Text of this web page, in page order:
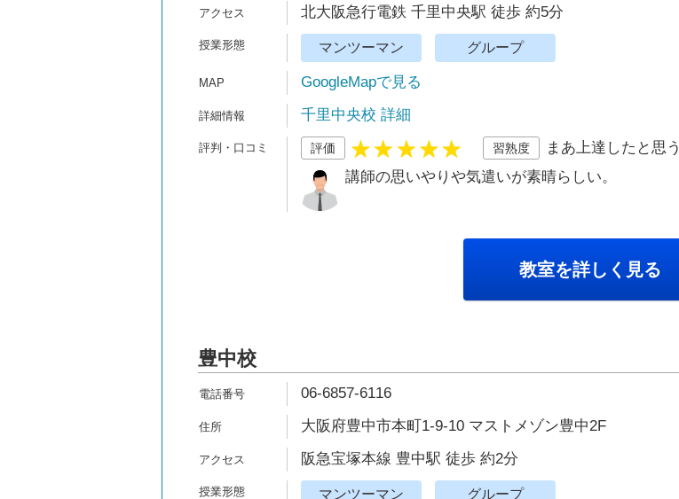
北大阪急行電鉄 千里中央駅 徒歩 約5分
マンツーマン グループ
GoogleMapで見る
千里中央校 詳細
評価 習熟度
まあ上達したと思う
講師の思いやりや気遣いが素晴らしい。
教室を詳しく見る
豊中校
06-6857-6116
大阪府豊中市本町1-9-10 マストメゾン豊中2F
阪急宝塚本線 豊中駅 徒歩 約2分
マンツーマン グループ